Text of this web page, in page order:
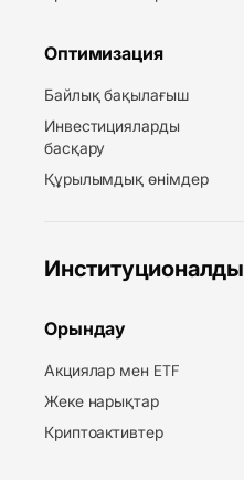
Оптимизация
Байлық бақылағыш
Инвестицияларды
басқару
Құрылымдық өнімдер
Институционалды
Орындау
Акциялар мен ETF
Жеке нарықтар
Криптоактивтер